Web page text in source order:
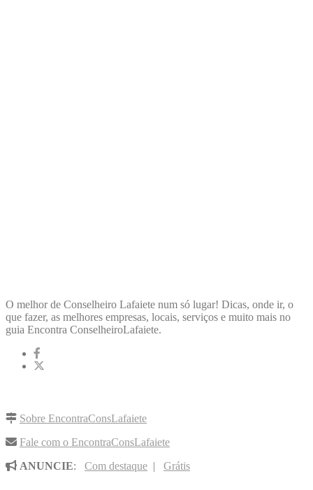
O melhor de Conselheiro Lafaiete num só lugar! Dicas, onde ir, o
que fazer, as melhores empresas, locais, serviços e muito mais no
guia Encontra ConselheiroLafaiete.
Sobre EncontraConsLafaiete
Fale com o EncontraConsLafaiete
ANUNCIE: Com destaque | Grátis